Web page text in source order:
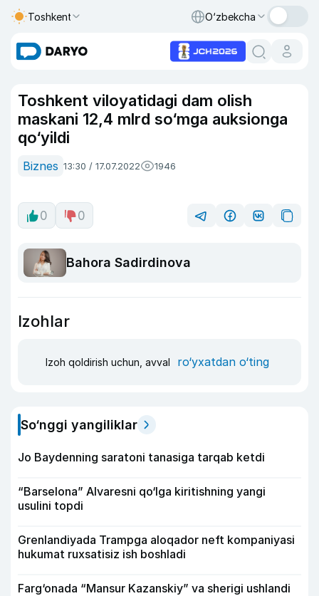
Toshkent O‘zbekcha
Toshkent viloyatidagi dam olish
maskani 12,4 mlrd so‘mga auksionga
qo‘yildi
Biznes 13:30 / 17.07.2022 1946
0 0
Bahora Sadirdinova
Izohlar
Izoh qoldirish uchun, avval ro‘yxatdan o‘ting
So‘nggi yangiliklar
Jo Baydenning saratoni tanasiga tarqab ketdi
“Barselona” Alvaresni qo‘lga kiritishning yangi
usulini topdi
Grenlandiyada Trampga aloqador neft kompaniyasi
hukumat ruxsatisiz ish boshladi
Farg‘onada “Mansur Kazanskiy” va sherigi ushlandi